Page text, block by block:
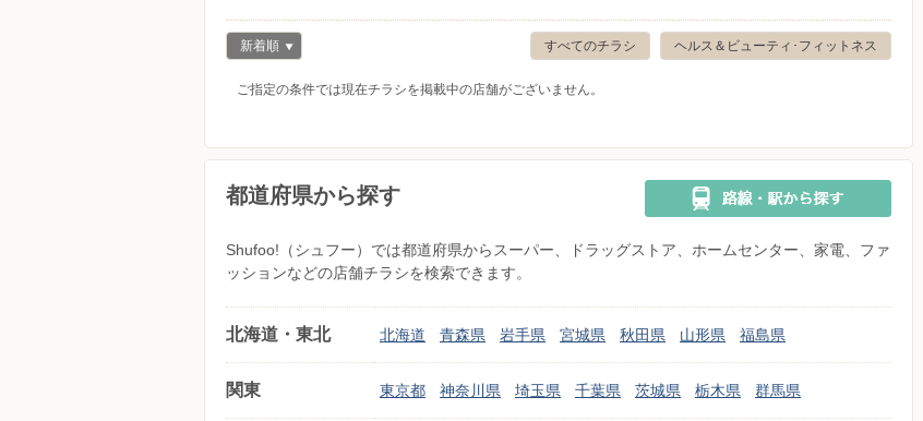
ヘルス＆ビューティ･フィットネス
すべてのチラシ
新着順
ご指定の条件では現在チラシを掲載中の店舗がございません。
都道府県から探す
Shufoo!（シュフー）では都道府県からスーパー、ドラッグストア、ホームセンター、家電、ファ
ッションなどの店舗チラシを検索できます。
北海道・東北 北海道 青森県 岩手県 宮城県 秋田県 山形県 福島県
関東 東京都 神奈川県 埼玉県 千葉県 茨城県 栃木県 群馬県